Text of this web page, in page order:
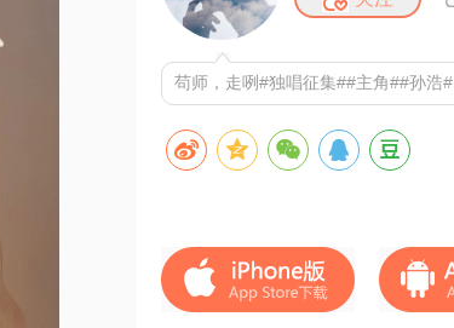
苟师，走咧#独唱征集##主角##孙浩#